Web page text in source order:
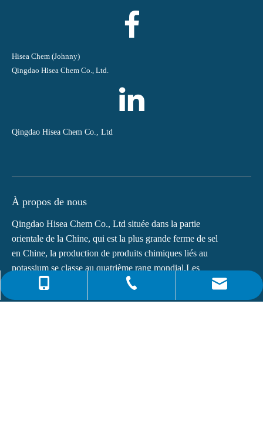
0086-532-85708217
0086-4008266163-82717
info@hiseachem.com
Hisea Chem (Johnny)
Qingdao Hisea Chem Co., Ltd.
Qingdao Hisea Chem Co., Ltd
À propos de nous
Qingdao Hisea Chem Co., Ltd située dans la partie
orientale de la Chine, qui est la plus grande ferme de sel
en Chine, la production de produits chimiques liés au
potassium se classe au quatrième rang mondial.Les